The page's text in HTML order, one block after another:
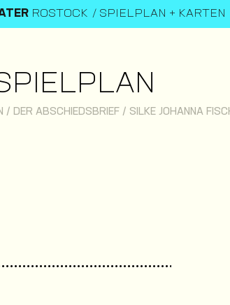
ROSTOCK SPIELPLAN + KARTEN
/ DER ABSCHIEDSBRIEF / SILKE JOHANNA